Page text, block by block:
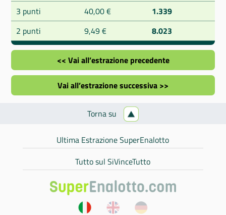
3 punti
40,00 €
1.339
2 punti
9,49 € 8.023
<< Vai all’estrazione precedente
Vai all’estrazione successiva >>
Torna su
Ultima Estrazione SuperEnalotto
Tutto sul SiVinceTutto